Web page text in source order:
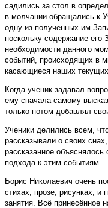
садились за стол в
в молчании обращались к
одну из полученных им
поскольку содержание его
необходимости данного
событий, происходящих в
касающиеся наших
Когда ученик задавал
ему сначала самому
только потом добавлял
Ученики делились всем,
рассказывали о своих
рассказанное объяснялось
подхода к этим событиям.
Борис Николаевич очень
стихах, прозе, рисунках, и
занятия. Всё принесённое